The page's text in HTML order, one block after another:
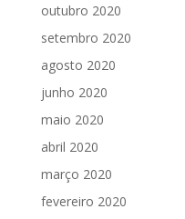
outubro 2020
setembro 2020
agosto 2020
junho 2020
maio 2020
abril 2020
março 2020
fevereiro 2020